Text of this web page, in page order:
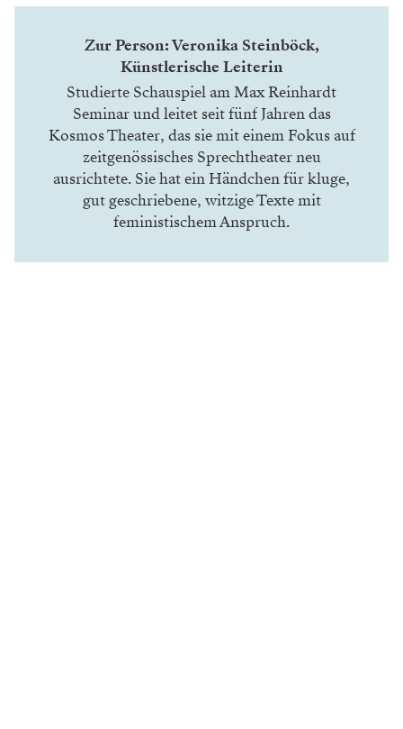
Zur Person: Veronika Steinböck,
Künstlerische Leiterin
Studierte Schauspiel am Max Reinhardt
Seminar und leitet seit fünf Jahren das
Kosmos Theater, das sie mit einem Fokus auf
zeitgenössisches Sprechtheater neu
ausrichtete. Sie hat ein Händchen für kluge,
gut geschriebene, witzige Texte mit
feministischem Anspruch.